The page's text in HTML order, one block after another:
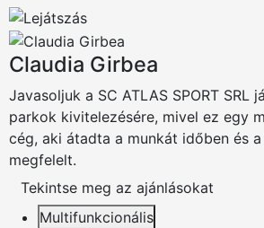
Claudia Girbea
Javasoljuk a SC ATLAS SPORT SRL
parkok kivitelezésére, mivel ez egy
cég, aki átadta a munkát időben és
megfelelt.
Tekintse meg az ajánlásokat
Multifunkcionális